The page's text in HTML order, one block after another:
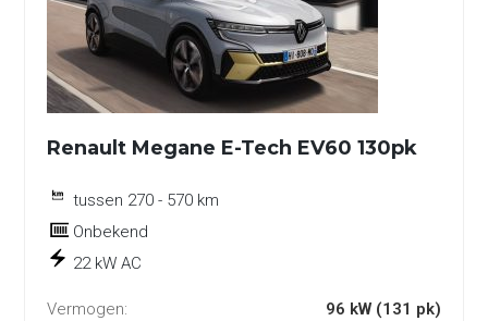
Renault Megane E-Tech EV60 130pk
tussen 270 - 570 km
Onbekend
22 kW AC
Vermogen:
96 kW (131 pk)